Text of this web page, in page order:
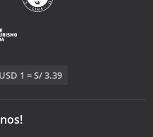
USD 1 = S/ 3.39